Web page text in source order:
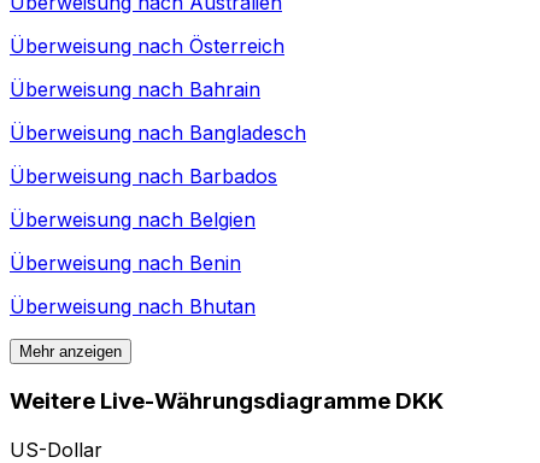
Überweisung nach Österreich
Überweisung nach Bahrain
Überweisung nach Bangladesch
Überweisung nach Barbados
Überweisung nach Belgien
Überweisung nach Benin
Überweisung nach Bhutan
Mehr anzeigen
Weitere Live-Währungsdiagramme DKK
US-Dollar